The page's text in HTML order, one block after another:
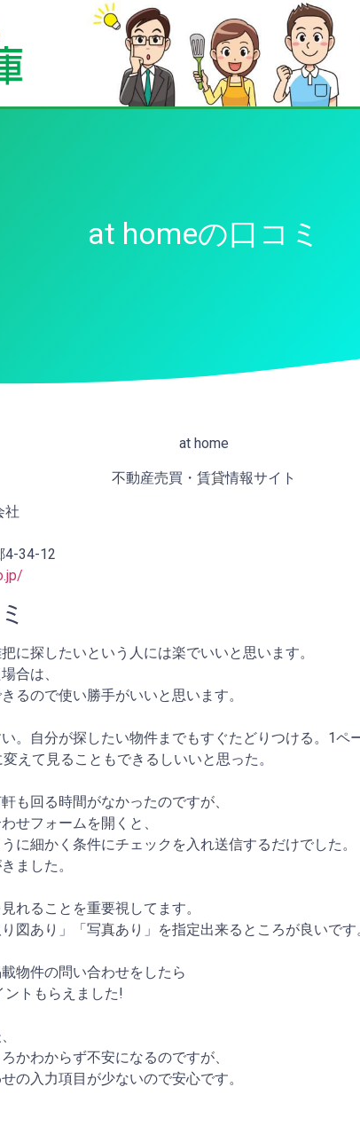
at homeの口コミ
at home
不動産売買・賃貸情報サイト
社
4-34-12
に探したいという人には楽でいいと思います。
合は、
るので使い勝手がいいと思います。
。自分が探したい物件までもすぐたどりつける。1ペ
えて見ることもできるしいいと思った。
も回る時間がなかったのですが、
せフォームを開くと、
に細かく条件にチェックを入れ送信するだけでした。
ました。
れることを重要視してます。
図あり」「写真あり」を指定出来るところが良いです
物件の問い合わせをしたら
ントもらえました!
かわからず不安になるのですが、
の入力項目が少ないので安心です。